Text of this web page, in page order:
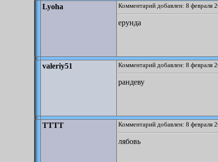
Lyoha Комментарий добавлен: 8 февраля
ерунда
valeriy51 Комментарий добавлен: 8 февраля
рандеву
TTTT Комментарий добавлен: 8 февраля
лябовь